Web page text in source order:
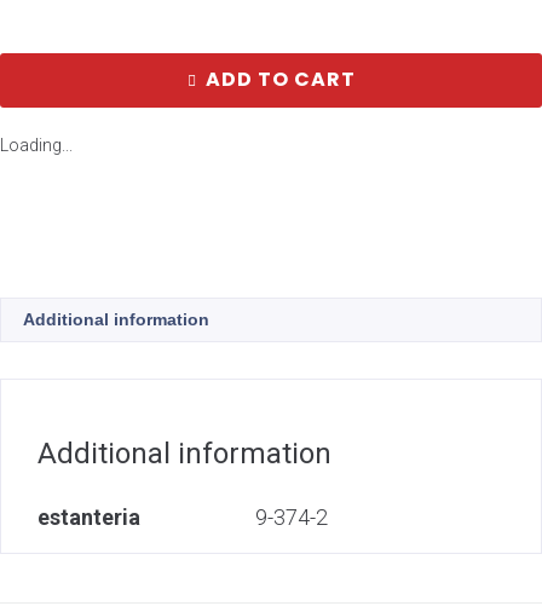
ADD TO CART
Loading...
Additional information
Additional information
estanteria 9-374-2